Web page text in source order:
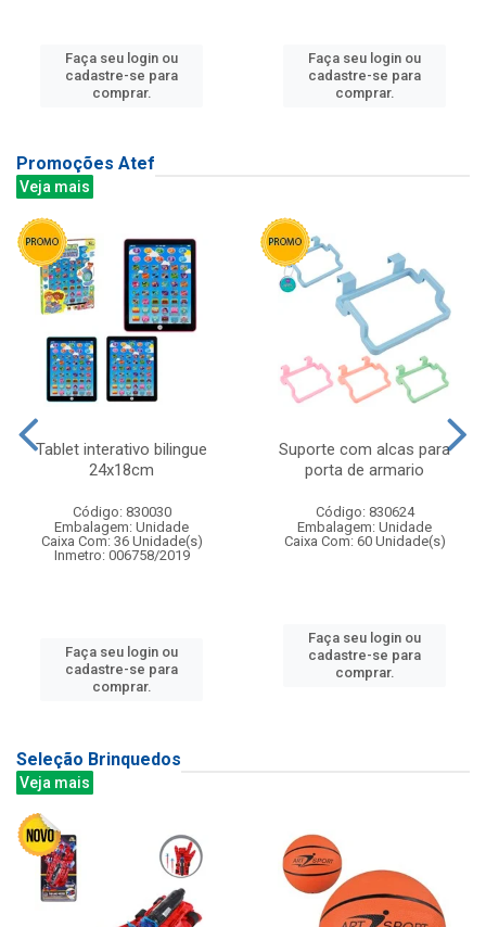
Faça seu login ou
cadastre-se para
comprar.
Faça seu login ou
cadastre-se para
comprar.
Promoções Atef
Veja mais
Tablet interativo bilingue
24x18cm
Código: 830030
Embalagem: Unidade
Caixa Com: 36 Unidade(s)
Inmetro: 006758/2019
Faça seu login ou
cadastre-se para
comprar.
Suporte com alcas para
porta de armario
Código: 830624
Embalagem: Unidade
Caixa Com: 60 Unidade(s)
Faça seu login ou
cadastre-se para
comprar.
Seleção Brinquedos
Veja mais